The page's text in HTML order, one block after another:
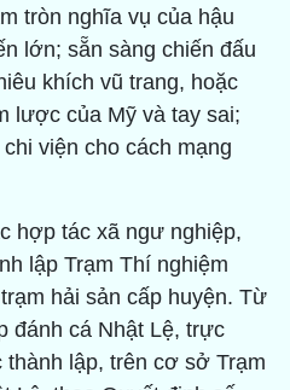
tròn nghĩa vụ của hậu
lớn; sẵn sàng chiến đấu
khích vũ trang, hoặc
lược của Mỹ và tay sai;
viện cho cách mạng
hợp tác xã ngư nghiệp,
lập Trạm Thí nghiệm
hải sản cấp huyện. Từ
đánh cá Nhật Lệ, trực
lập, trên cơ sở Trạm